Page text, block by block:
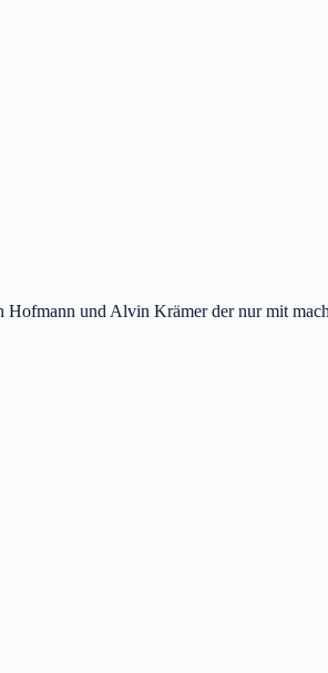
und Alvin Krämer der nur mit